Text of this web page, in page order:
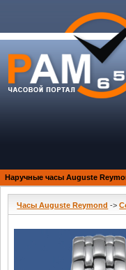
Наручные часы Auguste
Часы Auguste Reymond ->